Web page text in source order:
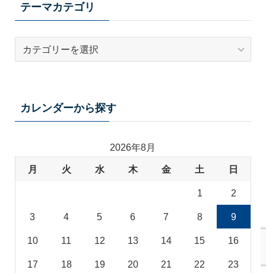
テーマカテゴリ
カレンダーから探す
2026年8月
月 火 水 木 金 土 日
1 2
3 4 5 6 7 8 9
10 11 12 13 14 15 16
17 18 19 20 21 22 23